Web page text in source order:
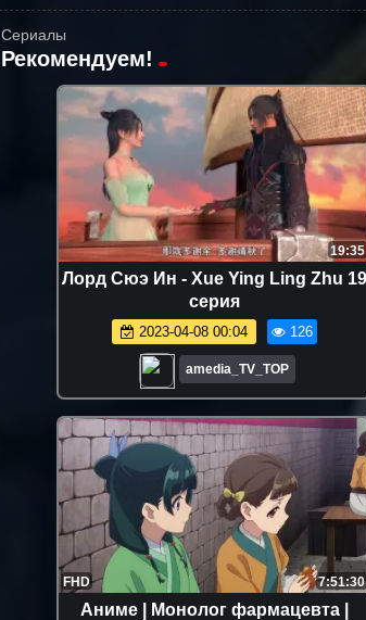
Сериалы
Рекомендуем!
19:35
Лорд Сюэ Ин - Xue Ying Ling Zhu 19
серия
2023-04-08 00:04 126
amedia_TV_TOP
FHD 7:51:30
Аниме | Монолог фармацевта |